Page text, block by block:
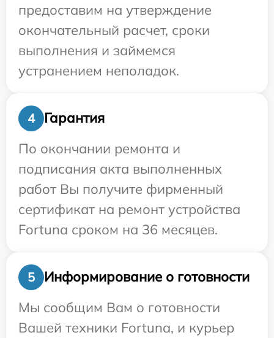
предоставим на утверждение
окончательный расчет, сроки
выполнения и займемся
устранением неполадок.
4
Гарантия
По окончании ремонта и
подписания акта выполненных
работ Вы получите фирменный
сертификат на ремонт устройства
Fortuna сроком на 36 месяцев.
5
Информирование о готовности
Мы сообщим Вам о готовности
Вашей техники Fortuna, и курьер